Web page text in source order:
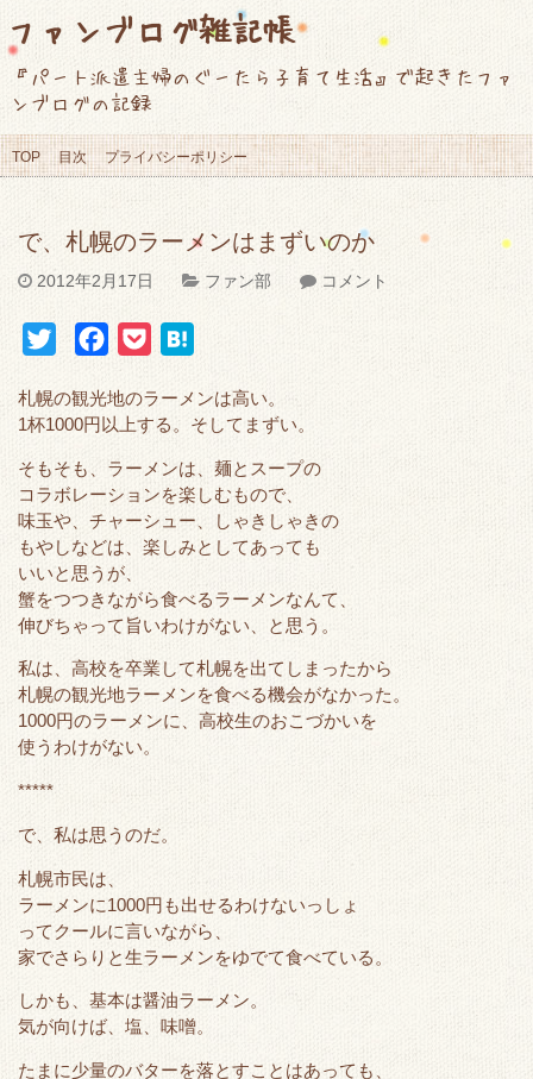
ファンブログ雑記帳
『パート派遣主婦のぐーたら子育て生活』で起きたファ
ンブログの記録
TOP 目次 プライバシーポリシー
で、札幌のラーメンはまずいのか
2012年2月17日 ファン部 コメント
i
t
e
r
c
e
b
o
o
k
c
k
e
t
e
n
a
札幌の観光地のラーメンは高い。
1杯1000円以上する。そしてまずい。
そもそも、ラーメンは、麺とスープの
コラボレーションを楽しむもので、
味玉や、チャーシュー、しゃきしゃきの
もやしなどは、楽しみとしてあっても
いいと思うが、
蟹をつつきながら食べるラーメンなんて、
伸びちゃって旨いわけがない、と思う。
私は、高校を卒業して札幌を出てしまったから
札幌の観光地ラーメンを食べる機会がなかった。
1000円のラーメンに、高校生のおこづかいを
使うわけがない。
*****
で、私は思うのだ。
札幌市民は、
ラーメンに1000円も出せるわけないっしょ
ってクールに言いながら、
家でさらりと生ラーメンをゆでて食べている。
しかも、基本は醤油ラーメン。
気が向けば、塩、味噌。
たまに少量のバターを落とすことはあっても、